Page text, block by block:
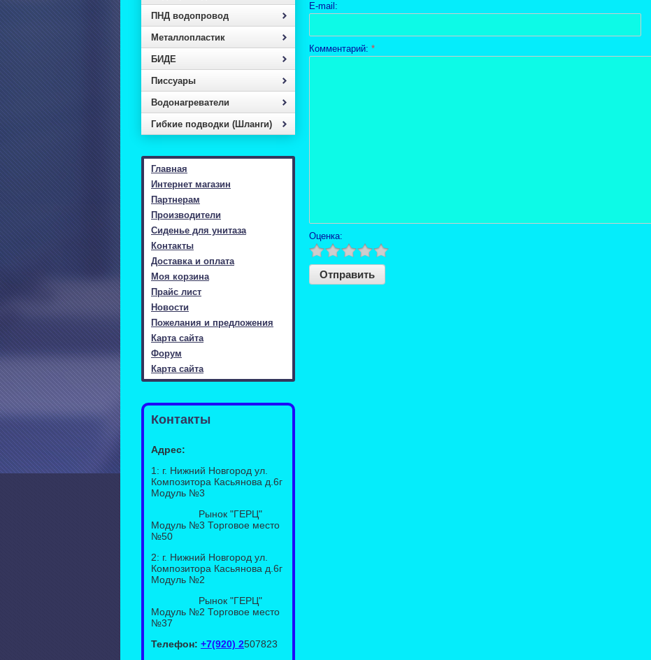
ПНД водопровод
Металлопластик
БИДЕ
Писcуары
Водонагреватели
Гибкие подводки (Шланги)
Главная
Интернет магазин
Партнерам
Производители
Сиденье для унитаза
Контакты
Доставка и оплата
Моя корзина
Прайс лист
Новости
Пожелания и предложения
Карта сайта
Форум
Карта сайта
Контакты
Адрес:
1: г. Нижний Новгород ул.
Композитора Касьянова д.6г
Модуль №3
Рынок "ГЕРЦ"
Модуль №3 Торговое место
№50
2: г. Нижний Новгород ул.
Композитора Касьянова д.6г
Модуль №2
Рынок "ГЕРЦ"
Модуль №2 Торговое место
№37
Телефон: +7(920) 2507823
E-mail:
Комментарий: *
Оценка: